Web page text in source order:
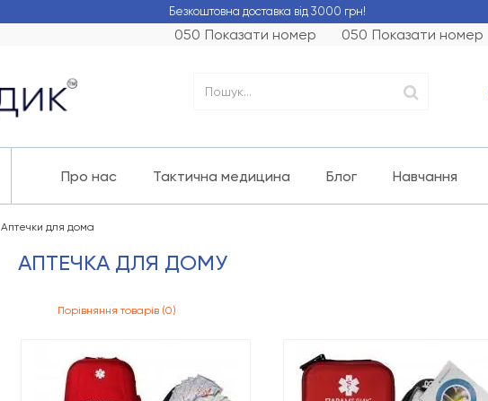
Безкоштовна доставка від 3000 грн!
050 Показати номер 050 Показати номер
Про нас Тактична медицина Блог Навчання
Аптечки для дома
АПТЕЧКА ДЛЯ ДОМУ
Порівняння товарів (0)